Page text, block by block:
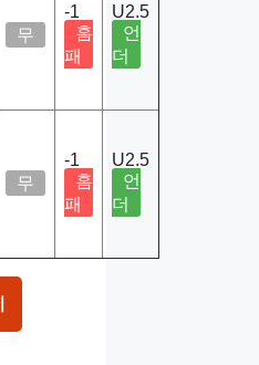
무
-1
홈
패
U2.5
언
더
무
-1
홈
패
U2.5
언
더